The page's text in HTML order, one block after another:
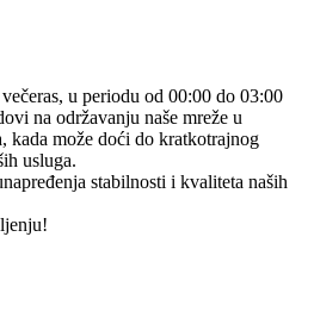
u periodu od 00:00 do 03:00
na održavanju naše mreže u
kada može doći do kratkotrajnog
usluga.
stabilnosti i kvaliteta naših